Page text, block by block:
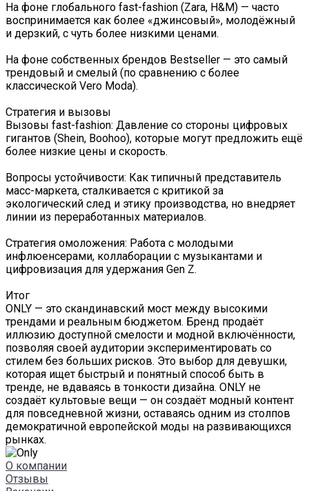
На фоне глобального fast-fashion (Zara, H&M) — часто
воспринимается как более «джинсовый», молодёжный
и дерзкий, с чуть более низкими ценами.
На фоне собственных брендов Bestseller — это самый
трендовый и смелый (по сравнению с более
классической Vero Moda).
Стратегия и вызовы
Вызовы fast-fashion: Давление со стороны цифровых
гигантов (Shein, Boohoo), которые могут предложить ещё
более низкие цены и скорость.
Вопросы устойчивости: Как типичный представитель
масс-маркета, сталкивается с критикой за
экологический след и этику производства, но внедряет
линии из переработанных материалов.
Стратегия омоложения: Работа с молодыми
инфлюенсерами, коллаборации с музыкантами и
цифровизация для удержания Gen Z.
Итог
ONLY — это скандинавский мост между высокими
трендами и реальным бюджетом. Бренд продаёт
иллюзию доступной смелости и модной включённости,
позволяя своей аудитории экспериментировать со
стилем без больших рисков. Это выбор для девушки,
которая ищет быстрый и понятный способ быть в
тренде, не вдаваясь в тонкости дизайна. ONLY не
создаёт культовые вещи — он создаёт модный контент
для повседневной жизни, оставаясь одним из столпов
демократичной европейской моды на развивающихся
рынках.
О компании
Отзывы